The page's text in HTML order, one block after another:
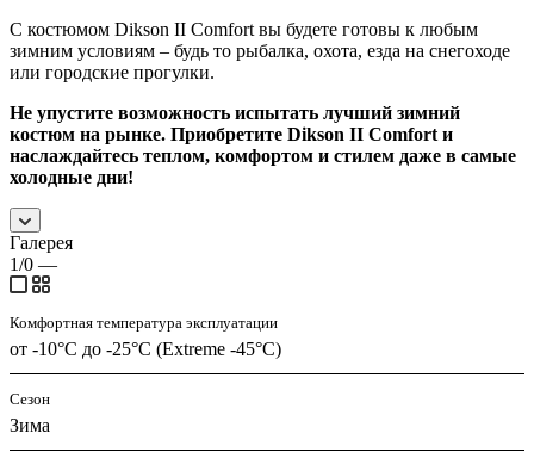
С костюмом Dikson II Comfort вы будете готовы к любым
зимним условиям – будь то рыбалка, охота, езда на снегоходе
или городские прогулки.
Не упустите возможность испытать лучший зимний
костюм на рынке. Приобретите Dikson II Comfort и
наслаждайтесь теплом, комфортом и стилем даже в самые
холодные дни!
Галерея
1/0 —
Комфортная температура эксплуатации
от -10°С до -25°С (Extreme -45°С)
Сезон
Зима